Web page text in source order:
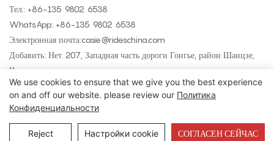
Тел.: +86-135 9802 6538
WhatsApp: +86-135 9802 6538
Электронная почта:casie@rideschina.com
Добавить: Нет. 207, Западная часть дороги Гонгье, район Шанцзе,
Чжэнчжоу
Авторские права © 2025 LMQ | www.lmqrides.com
Политика конфиденциальности
We use cookies to ensure that we give you the best experience
on and off our website. please review our Политика
Конфиденциальности
Reject Настройки cookie СОГЛАСЕН СЕЙЧАС